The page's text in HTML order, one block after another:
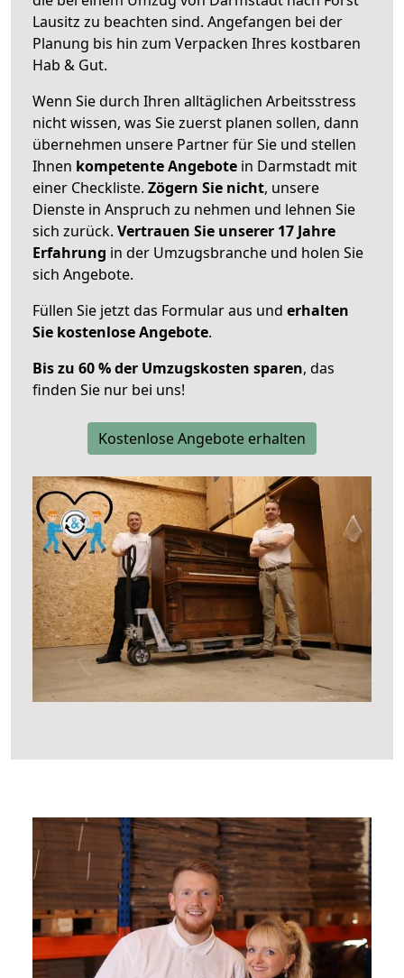
Lausitz zu beachten sind. Angefangen bei der
Planung bis hin zum Verpacken Ihres kostbaren
Hab & Gut.
Wenn Sie durch Ihren alltäglichen Arbeitsstress
nicht wissen, was Sie zuerst planen sollen, dann
übernehmen unsere Partner für Sie und stellen
Ihnen kompetente Angebote in Darmstadt mit
einer Checkliste. Zögern Sie nicht, unsere
Dienste in Anspruch zu nehmen und lehnen Sie
sich zurück. Vertrauen Sie unserer 17 Jahre
Erfahrung in der Umzugsbranche und holen Sie
sich Angebote.
Füllen Sie jetzt das Formular aus und erhalten
Sie kostenlose Angebote.
Bis zu 60 % der Umzugskosten sparen, das
finden Sie nur bei uns!
Kostenlose Angebote erhalten